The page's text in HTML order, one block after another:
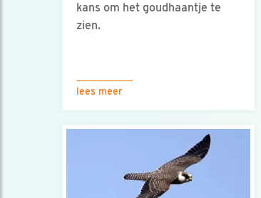
kans om het goudhaantje te
zien.
lees meer